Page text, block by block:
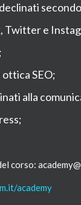
secondo
e
SEO;
alla
corso:
academy